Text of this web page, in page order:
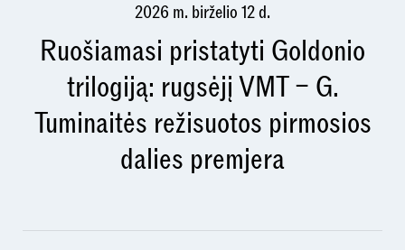
2026 m. birželio 12 d.
Ruošiamasi pristatyti Goldonio
trilogiją: rugsėjį VMT – G.
Tuminaitės režisuotos pirmosios
dalies premjera